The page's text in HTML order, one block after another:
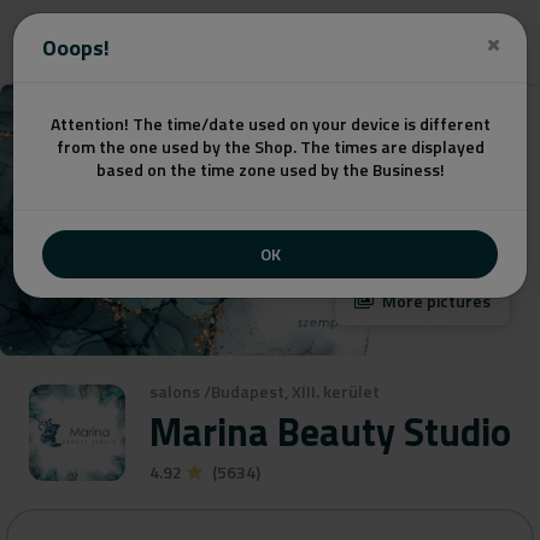
Ooops!
Attention! The time/date used on your device is different
from the one used by the Shop. The times are displayed
based on the time zone used by the Business!
OK
salons /Budapest, XIII. kerület
Marina Beauty Studio
4.92 (5634)
More pictures